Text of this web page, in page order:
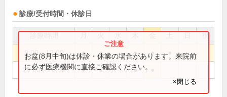
診療/受付時間・休診日
祝
9:00～12:00 ● ● ● ●
13:30～16:30 ● ● ●
お盆(8月中旬)は休診・休業の場合があります。来院前
に必ず医療機関に直接ご確認ください。
×閉じる